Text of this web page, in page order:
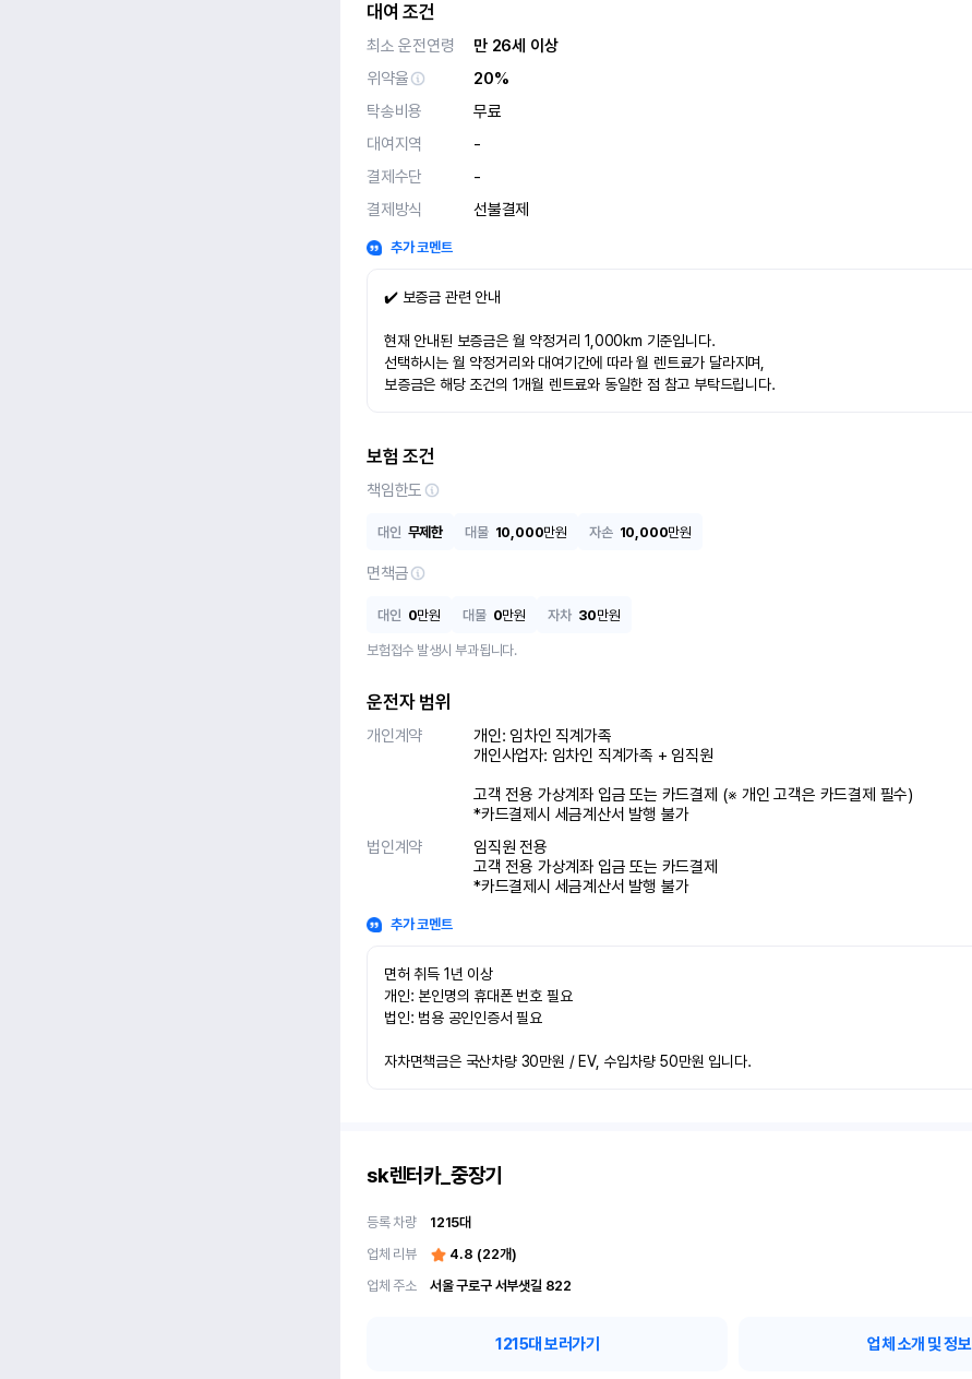
대여 조건
최소 운전연령
만 26세 이상
위약율
20%
탁송비용
무료
대여지역
-
결제수단
-
결제방식
선불결제
추가 코멘트
✔️ 보증금 관련 안내
현재 안내된 보증금은 월 약정거리 1,000km 기준입니다.
선택하시는 월 약정거리와 대여기간에 따라 월 렌트료가 달라지며,
보증금은 해당 조건의 1개월 렌트료와 동일한 점 참고 부탁드립니다.
보험 조건
책임한도
대인 무제한 대물 10,000만원 자손 10,000만원
면책금
대인 0만원 대물 0만원 자차 30만원
보험접수 발생시 부과됩니다.
운전자 범위
개인계약
개인: 임차인 직계가족
개인사업자: 임차인 직계가족 + 임직원
고객 전용 가상계좌 입금 또는 카드결제 (※ 개인 고객은 카드결제 필수)
*카드결제시 세금계산서 발행 불가
법인계약
임직원 전용
고객 전용 가상계좌 입금 또는 카드결제
*카드결제시 세금계산서 발행 불가
추가 코멘트
면허 취득 1년 이상
개인: 본인명의 휴대폰 번호 필요
법인: 범용 공인인증서 필요
자차면책금은 국산차량 30만원 / EV, 수입차량 50만원 입니다.
sk렌터카_중장기
등록 차량 1215대
업체 리뷰
4.8 (22개)
업체 주소
서울 구로구 서부샛길 822
1215대 보러가기 업체 소개 및 정보